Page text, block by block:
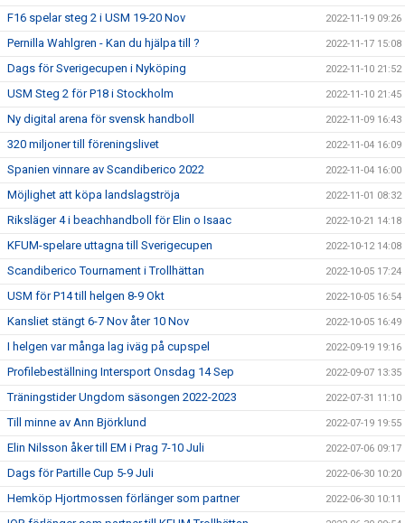
F16 spelar steg 2 i USM 19-20 Nov 2022-11-19 09:26
Pernilla Wahlgren - Kan du hjälpa till ? 2022-11-17 15:08
Dags för Sverigecupen i Nyköping 2022-11-10 21:52
USM Steg 2 för P18 i Stockholm 2022-11-10 21:45
Ny digital arena för svensk handboll 2022-11-09 16:43
320 miljoner till föreningslivet 2022-11-04 16:09
Spanien vinnare av Scandiberico 2022 2022-11-04 16:00
Möjlighet att köpa landslagströja 2022-11-01 08:32
Riksläger 4 i beachhandboll för Elin o Isaac 2022-10-21 14:18
KFUM-spelare uttagna till Sverigecupen 2022-10-12 14:08
Scandiberico Tournament i Trollhättan 2022-10-05 17:24
USM för P14 till helgen 8-9 Okt 2022-10-05 16:54
Kansliet stängt 6-7 Nov åter 10 Nov 2022-10-05 16:49
I helgen var många lag iväg på cupspel 2022-09-19 19:16
Profilebeställning Intersport Onsdag 14 Sep 2022-09-07 13:35
Träningstider Ungdom säsongen 2022-2023 2022-07-31 11:10
Till minne av Ann Björklund 2022-07-19 19:55
Elin Nilsson åker till EM i Prag 7-10 Juli 2022-07-06 09:17
Dags för Partille Cup 5-9 Juli 2022-06-30 10:20
Hemköp Hjortmossen förlänger som partner 2022-06-30 10:11